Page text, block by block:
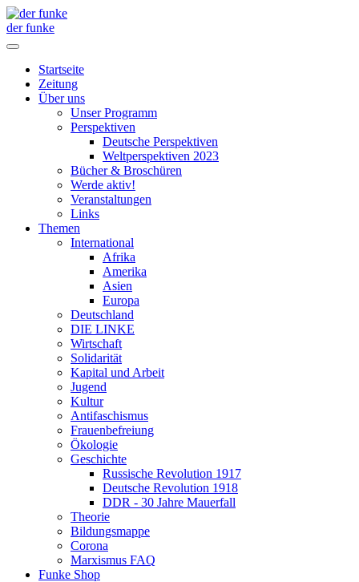
der funke
Startseite
Zeitung
Über uns
Unser Programm
Perspektiven
Deutsche Perspektiven
Weltperspektiven 2023
Bücher & Broschüren
Werde aktiv!
Veranstaltungen
Links
Themen
International
Afrika
Amerika
Asien
Europa
Deutschland
DIE LINKE
Wirtschaft
Solidarität
Kapital und Arbeit
Jugend
Kultur
Antifaschismus
Frauenbefreiung
Ökologie
Geschichte
Russische Revolution 1917
Deutsche Revolution 1918
DDR - 30 Jahre Mauerfall
Theorie
Bildungsmappe
Corona
Marxismus FAQ
Funke Shop